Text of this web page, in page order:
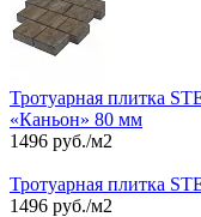
Тротуарная плитка
«Каньон» 80 мм
1496 руб./м2
Тротуарная плитка
1496 руб./м2